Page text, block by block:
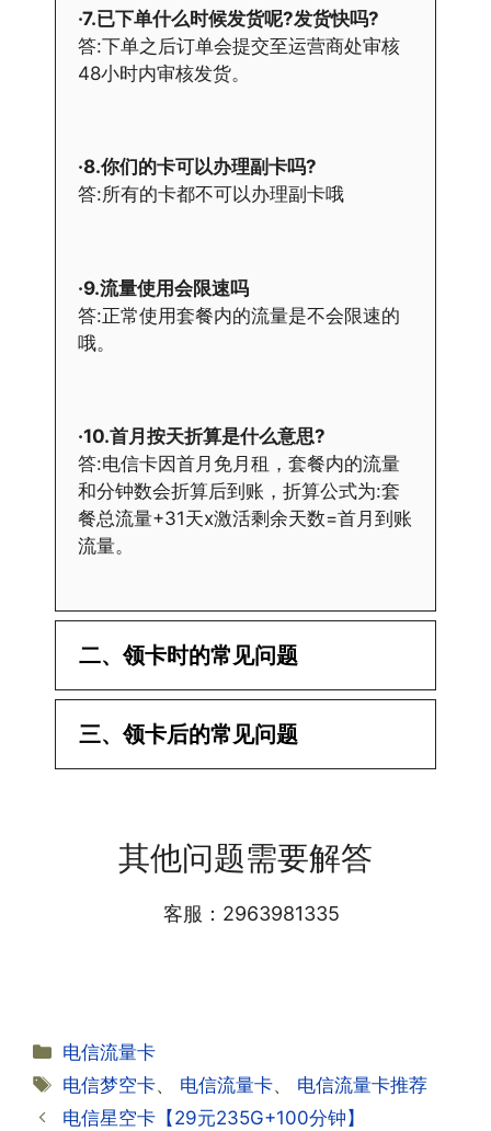
·7.已下单什么时候发货呢?发货快吗?
答:下单之后订单会提交至运营商处审核
48小时内审核发货。
·8.你们的卡可以办理副卡吗?
答:所有的卡都不可以办理副卡哦
·9.流量使用会限速吗
答:正常使用套餐内的流量是不会限速的
哦。
·10.首月按天折算是什么意思?
答:电信卡因首月免月租，套餐内的流量
和分钟数会折算后到账，折算公式为:套
餐总流量+31天x激活剩余天数=首月到账
流量。
二、领卡时的常见问题
·1.已经操作激活了怎么没有网?还不能使
用呢?
详细套餐，这就说明已激活成功!耗时一
早上才可以进行人工审核;快递激活的基
·2.激活成功了，我怎么查套餐呢?
答:下载对应运营商的官方手机营业厅
APP,进行登录绑定，登录后可以在主页
三、领卡后的常见问题
小哥处参加活动充值，后续充值就是任意
业厅都可以;
信大部分都没有合约期，每一个卡的产品
资料都有详细的注销流程和注意事项;
其他问题需要解答
客服：2963981335
分
类
电信流量卡
标
签
电信梦空卡、 电信流量卡、 电信流量卡推荐
电信星空卡【29元235G+100分钟】